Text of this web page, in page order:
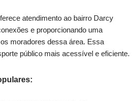
atendimento ao bairro Darcy
e proporcionando uma
moradores dessa área. Essa
público mais acessível e eficiente.